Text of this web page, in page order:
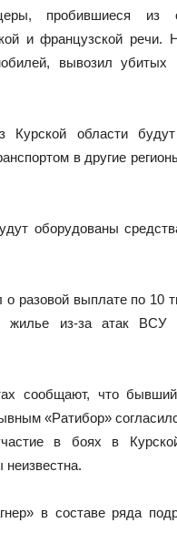
пробившиеся из
и французской речи.
вывозил убитых
Курской области
в другие
оборудованы
разовой выплате по 10
жилье из-за атак ВСУ
сообщают, что
«Ратибор»
в боях в
неизвестна.
в составе ряда